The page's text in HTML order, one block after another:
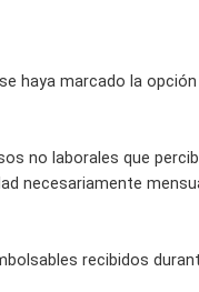
haya marcado la
no laborales que
necesariamente
recibidos